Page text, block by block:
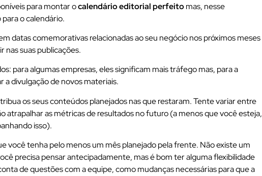
para montar ocalendário editorial perfeitomas, nesse
para o calendário.
datas comemorativas relacionadas ao seu negócio nos próximos meses
suas publicações.
para algumas empresas, eles significam mais tráfego mas, para a
a divulgação de novos materiais.
os seus conteúdos planejados nas que restaram. Tente variar entre
atrapalhar as métricas de resultados no futuro (a menos que você esteja,
isso).
você tenha pelo menos um mês planejado pela frente. Não existe um
precisa pensar antecipadamente, mas é bom ter alguma flexibilidade
de questões com a equipe, como mudanças necessárias para que a